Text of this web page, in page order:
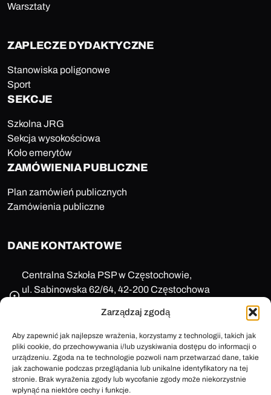
Zarządzaj zgodą
Aby zapewnić jak najlepsze wrażenia, korzystamy z technologii, takich jak
pliki cookie, do przechowywania i/lub uzyskiwania dostępu do informacji o
urządzeniu. Zgoda na te technologie pozwoli nam przetwarzać dane, takie
jak zachowanie podczas przeglądania lub unikalne identyfikatory na tej
stronie. Brak wyrażenia zgody lub wycofanie zgody może niekorzystnie
wpłynąć na niektóre cechy i funkcje.
Warsztaty
ZAPLECZE DYDAKTYCZNE
Stanowiska poligonowe
Sport
SEKCJE
Szkolna JRG
Sekcja wysokościowa
Koło emerytów
ZAMÓWIENIA PUBLICZNE
Plan zamówień publicznych
Zamówienia publiczne
DANE KONTAKTOWE
Centralna Szkoła PSP w Częstochowie,
ul. Sabinowska 62/64, 42-200 Częstochowa
REGON: 150123657
+48 47 85 86 100
sekretariat@cspsp.pl
e-Doręczenia: AE:PL-58509-25720-ARFRA-30
ePUAP: /cspsp_czestochowa/SkrytkaESP